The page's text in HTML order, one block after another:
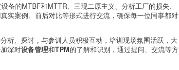
备的MTBF和MTTR、三现二原主义、分析工厂的损失、
实案例、前后对比等形式进行交流，确保每一位同事都对
析、探讨，与参训人员积极互动，培训现场氛围活跃，大
深对设备管理和TPM的了解和识别，通过提问、交流等方